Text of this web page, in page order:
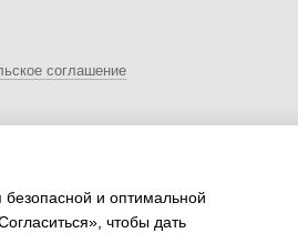
соглашение
безопасной и оптимальной
чтобы дать